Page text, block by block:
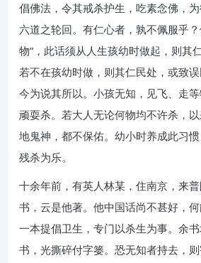
倡佛法，令其戒杀护生，吃素念佛，
六道之轮回。有仁心者，孰不佩服乎
物”，此话须从人生孩幼时做起，则其
若不在孩幼时做，则其仁民处，或致误
今为说其所以。小孩无知，见飞、走
顽耍杀。若大人无论何物均不许杀，
地鬼神，都不保佑。幼小时养成此习
残杀为乐。
十余年前，有英人林某，住南京，来
书，云是他著。他中国话尚不甚好，
一本提倡卫生，专门以杀生为事。余
书，光撕碎付字篓。恐无知者持去，